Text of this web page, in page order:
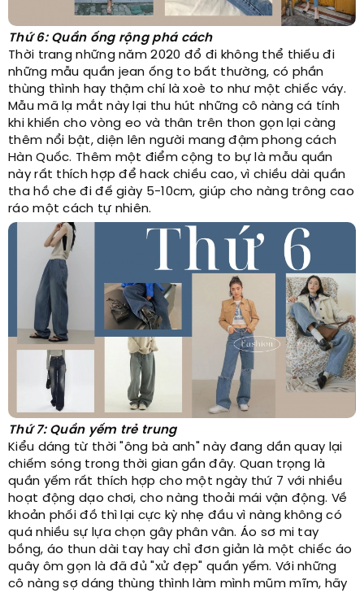
Thứ 6: Quần ống rộng phá cách
Thời trang những năm 2020 đổ đi không thể thiếu đi
những mẫu quần jean ống to bất thường, có phần
thùng thình hay thậm chí là xoè to như một chiếc váy.
Mẫu mã lạ mắt này lại thu hút những cô nàng cá tính
khi khiến cho vòng eo và thân trên thon gọn lại càng
thêm nổi bật, diện lên người mang đậm phong cách
Hàn Quốc. Thêm một điểm cộng to bự là mẫu quần
này rất thích hợp để hack chiều cao, vì chiều dài quần
tha hồ che đi đế giày 5-10cm, giúp cho nàng trông cao
ráo một cách tự nhiên.
Thứ 7: Quần yếm trẻ trung
Kiểu dáng từ thời "ông bà anh" này đang dần quay lại
chiếm sóng trong thời gian gần đây. Quan trọng là
quần yếm rất thích hợp cho một ngày thứ 7 với nhiều
hoạt động dạo chơi, cho nàng thoải mái vận động. Về
khoản phối đồ thì lại cực kỳ nhẹ đầu vì nàng không có
quá nhiều sự lựa chọn gây phân vân. Áo sơ mi tay
bồng, áo thun dài tay hay chỉ đơn giản là một chiếc áo
quây ôm gọn là đã đủ "xử đẹp" quần yếm. Với những
cô nàng sợ dáng thùng thình làm mình mũm mĩm, hãy